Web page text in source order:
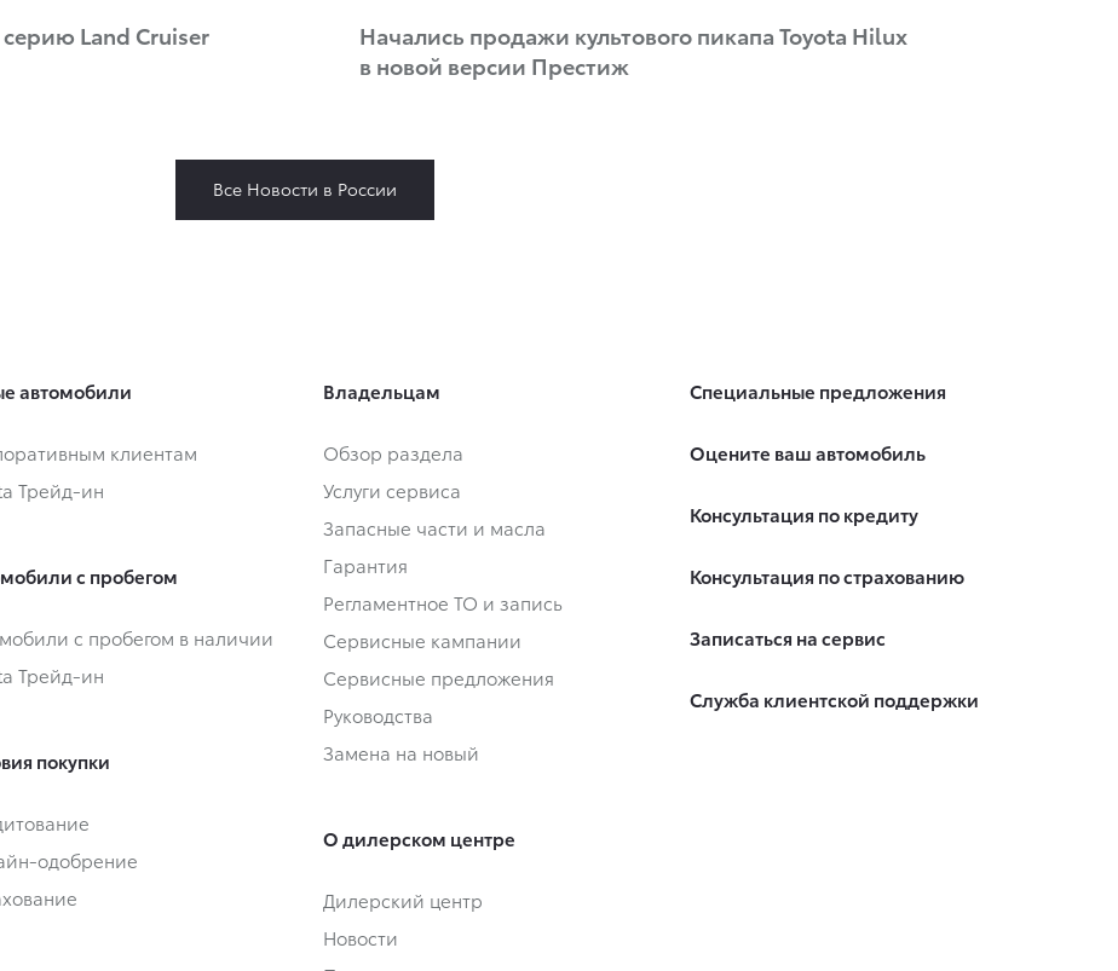
Land Cruiser
Начались продажи культового пикапа Toyota Hilux
в новой версии Престиж
Все Новости в России
автомобили
клиентам
Трейд-ин
с пробегом
с пробегом в наличии
Трейд-ин
покупки
одобрение
Владельцам
Обзор раздела
Услуги сервиса
Запасные части и масла
Гарантия
Регламентное ТО и запись
Сервисные кампании
Сервисные предложения
Руководства
Замена на новый
О дилерском центре
Дилерский центр
Новости
Специальные предложения
Оцените ваш автомобиль
Консультация по кредиту
Консультация по страхованию
Записаться на сервис
Служба клиентской поддержки